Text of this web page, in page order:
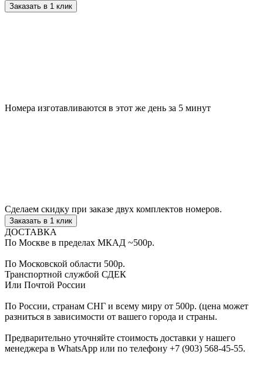
Заказать в 1 клик
Номера изготавливаются в этот же день за 5 минут
Сделаем скидку при заказе двух комплектов номеров.
Заказать в 1 клик
ДОСТАВКА
По Москве в пределах МКАД ~500р.
По Московской области 500р.
Транспортной службой СДЕК
Или Почтой России
По России, странам СНГ и всему миру от 500р. (цена может
разниться в зависимости от вашего города и страны.
Предварительно уточняйте стоимость доставки у нашего
менеджера в WhatsApp или по телефону +7 (903) 568-45-55.